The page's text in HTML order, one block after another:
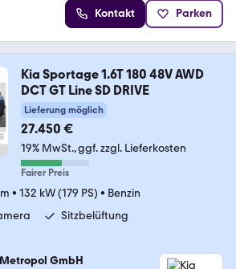
Kontakt Parken
Kia Sportage 1.6T 180 48V AWD
DCT GT Line SD DRIVE
Lieferung möglich
27.450 €
19% MwSt. ggf. zzgl. Lieferkosten
Fairer Preis
• 132 kW (179 PS) • Benzin
Sitzbelüftung
GmbH